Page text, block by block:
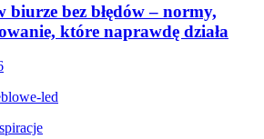
biurze bez błędów – normy,
które naprawdę działa